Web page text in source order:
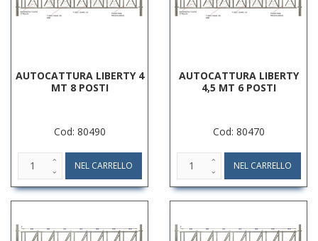
AUTOCATTURA LIBERTY 4
MT 8 POSTI
Cod: 80490
AUTOCATTURA LIBERTY
4,5 MT 6 POSTI
Cod: 80470